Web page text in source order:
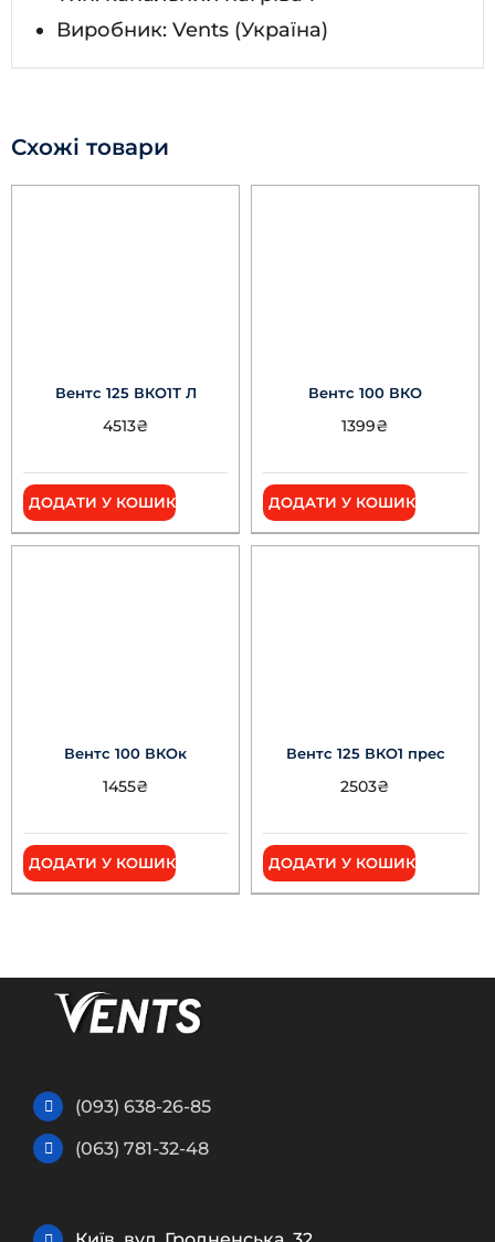
Виробник: Vents (Україна)
Схожі товари
Вентс 125 ВКО1Т Л
4513₴
ДОДАТИ У КОШИК
Вентс 100 ВКО
1399₴
ДОДАТИ У КОШИК
Вентс 100 ВКОк
1455₴
ДОДАТИ У КОШИК
Вентс 125 ВКО1 прес
2503₴
ДОДАТИ У КОШИК
(093) 638-26-85
(063) 781-32-48